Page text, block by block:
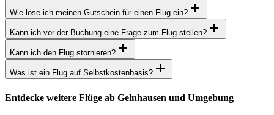
Wie löse ich meinen Gutschein für einen Flug ein?
Kann ich vor der Buchung eine Frage zum Flug stellen?
Kann ich den Flug stornieren?
Was ist ein Flug auf Selbstkostenbasis?
Entdecke weitere Flüge ab Gelnhausen und Umgebung